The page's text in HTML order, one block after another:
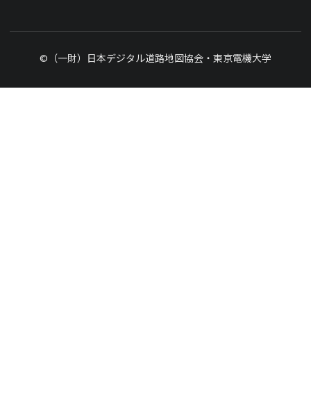
©（一財）日本デジタル道路地図協会・東京電機大学